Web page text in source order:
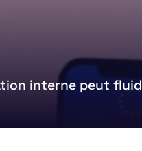
interne peut